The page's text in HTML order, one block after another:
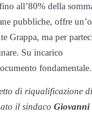
all’80% della
pubbliche, offre
Grappa, ma per
Su incarico
fondamentale.
di riqualificazione
il sindaco Giovanni